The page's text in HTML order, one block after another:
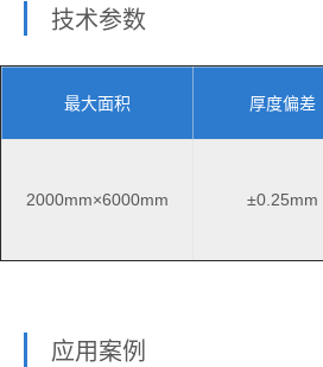
技术参数
最大面积 厚度偏差
2000mm×6000mm ±0.25mm
应用案例